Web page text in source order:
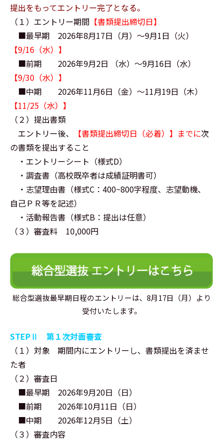
提出をもってエントリー完了となる。
（１）エントリー期間 【書類提出締切日】
■最早期 2026年8月17日（月）～9月1日（火）
【9/16（水）】
■前期 2026年9月2日 （水）～9月16日（水）
【9/30（水）】
■中期 2026年11月6日（金）～11月19日（木）
【11/25（水）】
（２）提出書類
エントリー後、
【書類提出締切日（必着）】までに次
の書類を提出すること
・エントリーシート（様式D）
・調査書（高校既卒者は成績証明書可）
・志望理由書（様式C：400~800字程度、志望動機、
自己ＰＲ等を記述）
・活動報告書（様式B：提出は任意）
（３）審査料 10,000円
総合型選抜最早期日程のエントリーは、8月17日（月）より
受付いたします。
STEPⅡ 第１次対面審査
（１）対象 期間内にエントリーし、書類提出を済ませ
た者
（２）審査日
■最早期 2026年9月20日（日）
■前期 2026年10月11日（日）
■中期 2026年12月5日（土）
（３）審査内容